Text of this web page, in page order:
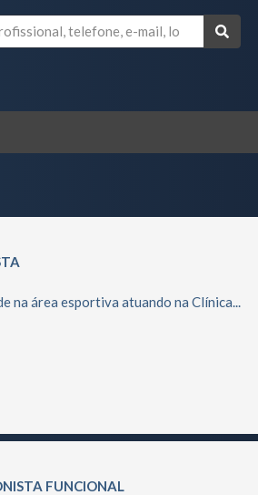
na área esportiva atuando na Clínica...
FUNCIONAL